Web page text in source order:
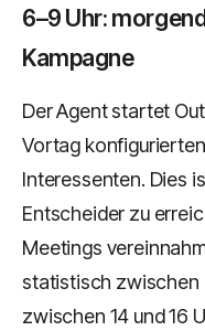
6–9 Uhr:
Kampagne
Der Agent startet
Vortag
Interessenten. Dies
Entscheider zu
Meetings
statistisch zwischen
zwischen 14 und 16